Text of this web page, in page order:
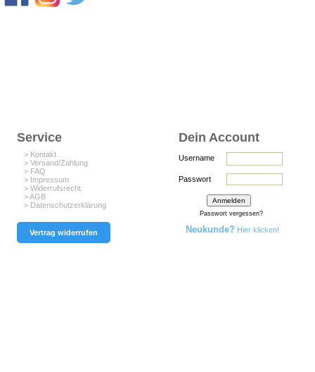
Service
> Kontakt
> Versand/Zahlung
> FAQ
> Impressum
> Widerrufsrecht
> AGB
> Datenschutzerklärung
Vertrag widerrufen
Dein Account
Username
Passwort
Passwort vergessen?
Neukunde? Hier klicken!